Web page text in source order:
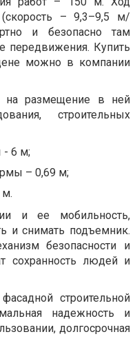
– 9,3–9,5 м/
и безопасно там
передвижения. Купить
можно в компании
на размещение в ней
строительных
- 6 м;
– 0,69 м;
м.
и ее мобильность,
и снимать подъемник.
безопасности и
сохранность людей и
строительной
надежность и
долгосрочная